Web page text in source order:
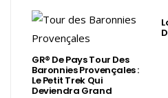
GR® De Pays Tour Des
Baronnies Provençales :
Le Petit Trek Qui
Deviendra Grand